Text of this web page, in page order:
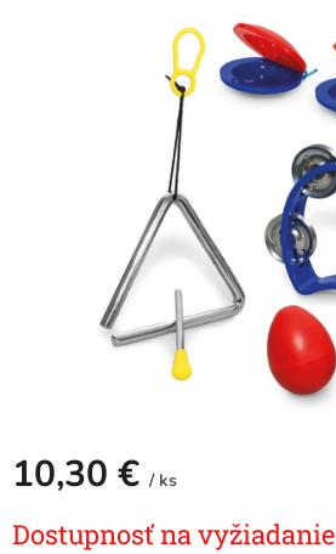
10,30 € / ks
cena:
Dostupnosť na vyžiadanie